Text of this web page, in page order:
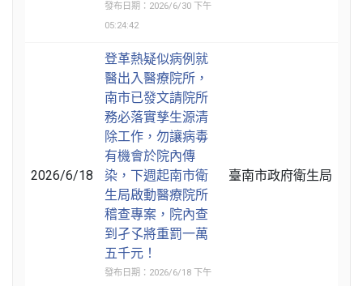
發布日期：2026/6/30 下午
05:24:42
2026/6/18
登革熱疑似病例就
醫出入醫療院所，
南市已發文請院所
務必落實孳生源清
除工作，勿讓病毒
有機會於院內傳
染，下週起南市衛
生局啟動醫療院所
稽查專案，院內查
到孑孓將重罰一萬
五千元！
發布日期：2026/6/18 下午
臺南市政府衛生局